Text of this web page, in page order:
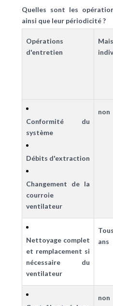
Quelles sont les
ainsi que leur périodicité ?
Opérations
d'entretien
Conformité du
système
Débits d'extraction
Changement de la
courroie
ventilateur
non
Nettoyage complet
et remplacement si
nécessaire du
ventilateur
ans
non